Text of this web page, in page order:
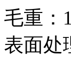
毛重：
表面处